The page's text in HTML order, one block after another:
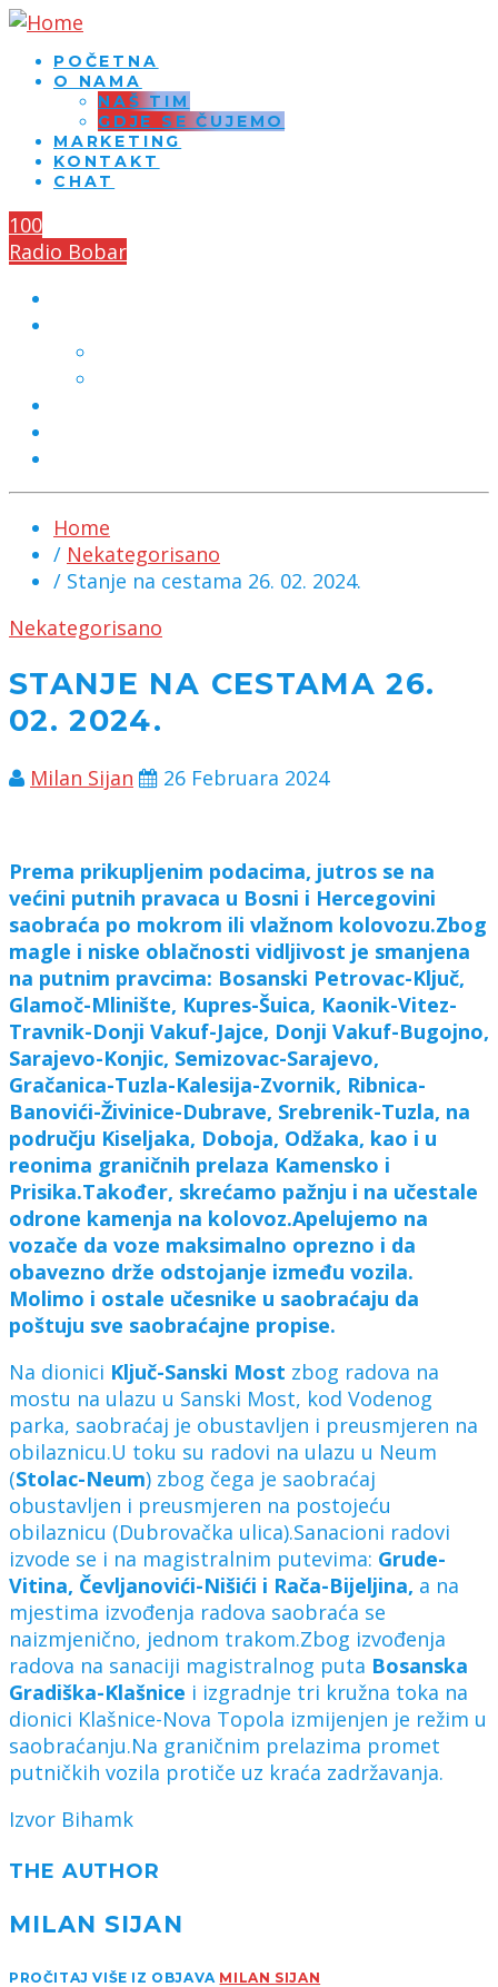
POČETNA
O NAMA
NAŠ TIM
GDJE SE ČUJEMO
MARKETING
KONTAKT
CHAT
100
Radio Bobar
Home
/ Nekategorisano
/ Stanje na cestama 26. 02. 2024.
Nekategorisano
STANJE NA CESTAMA 26.
02. 2024.
Milan Sijan 26 Februara 2024
Prema prikupljenim podacima, jutros se na
većini putnih pravaca u Bosni i Hercegovini
saobraća po mokrom ili vlažnom kolovozu.Zbog
magle i niske oblačnosti vidljivost je smanjena
na putnim pravcima: Bosanski Petrovac-Ključ,
Glamoč-Mlinište, Kupres-Šuica, Kaonik-Vitez-
Travnik-Donji Vakuf-Jajce, Donji Vakuf-Bugojno,
Sarajevo-Konjic, Semizovac-Sarajevo,
Gračanica-Tuzla-Kalesija-Zvornik, Ribnica-
Banovići-Živinice-Dubrave, Srebrenik-Tuzla, na
području Kiseljaka, Doboja, Odžaka, kao i u
reonima graničnih prelaza Kamensko i
Prisika.Također, skrećamo pažnju i na učestale
odrone kamenja na kolovoz.Apelujemo na
vozače da voze maksimalno oprezno i da
obavezno drže odstojanje između vozila.
Molimo i ostale učesnike u saobraćaju da
poštuju sve saobraćajne propise.
Na dionici Ključ-Sanski Most zbog radova na
mostu na ulazu u Sanski Most, kod Vodenog
parka, saobraćaj je obustavljen i preusmjeren na
obilaznicu.U toku su radovi na ulazu u Neum
(Stolac-Neum) zbog čega je saobraćaj
obustavljen i preusmjeren na postojeću
obilaznicu (Dubrovačka ulica).Sanacioni radovi
izvode se i na magistralnim putevima: Grude-
Vitina, Čevljanovići-Nišići i Rača-Bijeljina, a na
mjestima izvođenja radova saobraća se
naizmjenično, jednom trakom.Zbog izvođenja
radova na sanaciji magistralnog puta Bosanska
Gradiška-Klašnice i izgradnje tri kružna toka na
dionici Klašnice-Nova Topola izmijenjen je režim u
saobraćanju.Na graničnim prelazima promet
putničkih vozila protiče uz kraća zadržavanja.
Izvor Bihamk
THE AUTHOR
MILAN SIJAN
PROČITAJ VIŠE IZ OBJAVA MILAN SIJAN